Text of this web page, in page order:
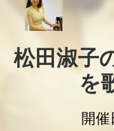
松田淑子
を
開催